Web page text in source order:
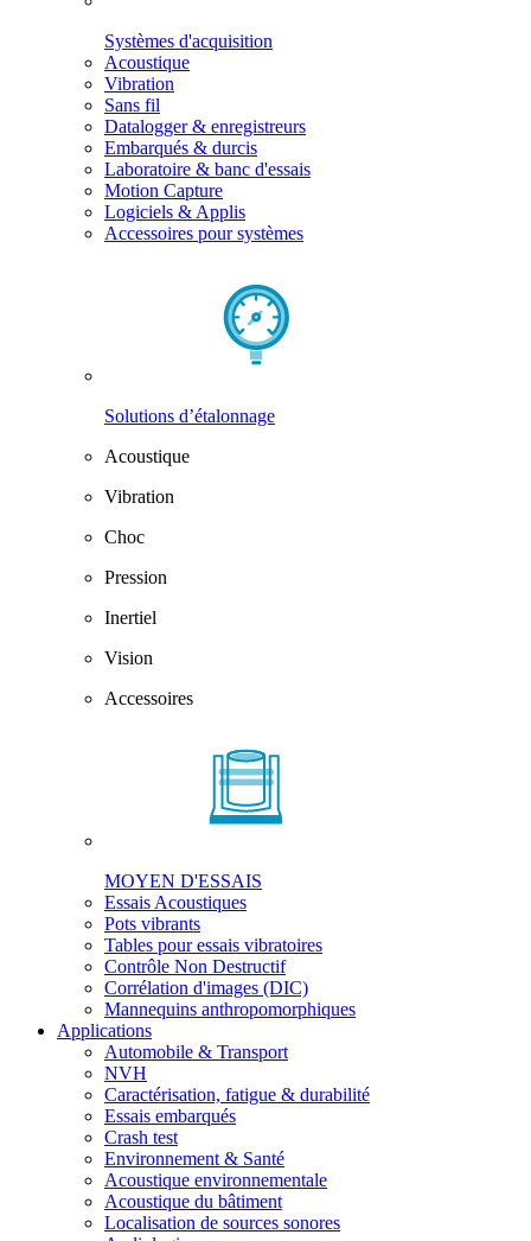
Systèmes d'acquisition
Acoustique
Vibration
Sans fil
Datalogger & enregistreurs
Embarqués & durcis
Laboratoire & banc d'essais
Motion Capture
Logiciels & Applis
Accessoires pour systèmes
Solutions d’étalonnage
Acoustique
Vibration
Choc
Pression
Inertiel
Vision
Accessoires
MOYEN D'ESSAIS
Essais Acoustiques
Pots vibrants
Tables pour essais vibratoires
Contrôle Non Destructif
Corrélation d'images (DIC)
Mannequins anthropomorphiques
Applications
Automobile & Transport
NVH
Caractérisation, fatigue & durabilité
Essais embarqués
Crash test
Environnement & Santé
Acoustique environnementale
Acoustique du bâtiment
Localisation de sources sonores